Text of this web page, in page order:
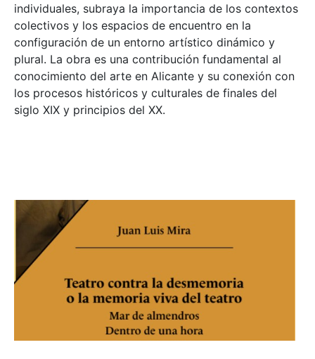
individuales, subraya la importancia de los contextos
colectivos y los espacios de encuentro en la
configuración de un entorno artístico dinámico y
plural. La obra es una contribución fundamental al
conocimiento del arte en Alicante y su conexión con
los procesos históricos y culturales de finales del
siglo XIX y principios del XX.